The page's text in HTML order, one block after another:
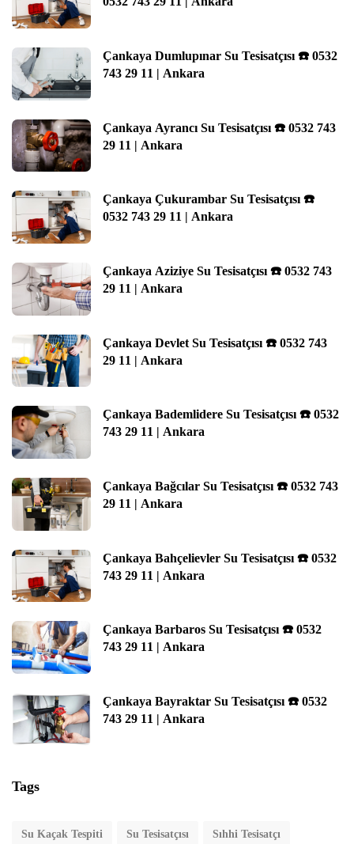
Çankaya Dumlupınar Su Tesisatçısı ☎️ 0532
743 29 11 | Ankara
Çankaya Ayrancı Su Tesisatçısı ☎️ 0532 743
29 11 | Ankara
Çankaya Çukurambar Su Tesisatçısı ☎️
0532 743 29 11 | Ankara
Çankaya Aziziye Su Tesisatçısı ☎️ 0532 743
29 11 | Ankara
Çankaya Devlet Su Tesisatçısı ☎️ 0532 743
29 11 | Ankara
Çankaya Bademlidere Su Tesisatçısı ☎️ 0532
743 29 11 | Ankara
Çankaya Bağcılar Su Tesisatçısı ☎️ 0532 743
29 11 | Ankara
Çankaya Bahçelievler Su Tesisatçısı ☎️ 0532
743 29 11 | Ankara
Çankaya Barbaros Su Tesisatçısı ☎️ 0532
743 29 11 | Ankara
Çankaya Bayraktar Su Tesisatçısı ☎️ 0532
743 29 11 | Ankara
Tags
Su Kaçak Tespiti Su Tesisatçısı Sıhhi Tesisatçı